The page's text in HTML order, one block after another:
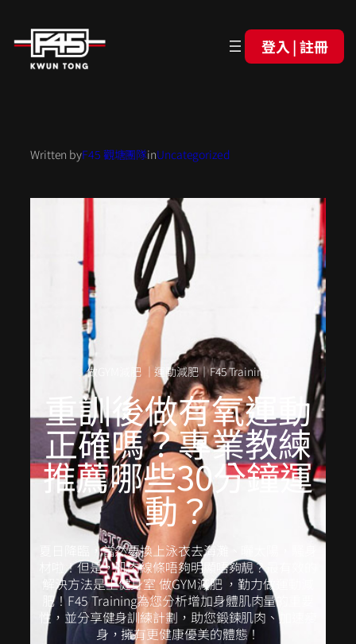
登入 | 註冊
Written byF45 觀塘團隊inUncategorized
做GYM減肥 ｜運動減肥｜F45 Training
重訓後做有氧運動
正確嗎？專業教練
推薦哪些30分鐘運
動？
夏日降臨，當然要換上泳衣去海灘、曬太陽，騷身
材啦！但是，肌肉線條唔夠明顯唔夠靚？最有效的
解決方法是上健身室 做GYM減肥 ，勤力做運動減
肥！F45 Training為您分析增加身體肌肉量的重要
性，並分享健身訓練計劃，助您鍛鍊肌肉、加速瘦
身，擁有更健康優美的體態！